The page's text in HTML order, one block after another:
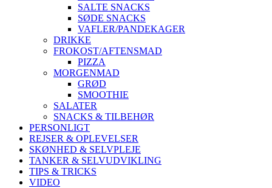
SALTE SNACKS
SØDE SNACKS
VAFLER/PANDEKAGER
DRIKKE
FROKOST/AFTENSMAD
PIZZA
MORGENMAD
GRØD
SMOOTHIE
SALATER
SNACKS & TILBEHØR
PERSONLIGT
REJSER & OPLEVELSER
SKØNHED & SELVPLEJE
TANKER & SELVUDVIKLING
TIPS & TRICKS
VIDEO